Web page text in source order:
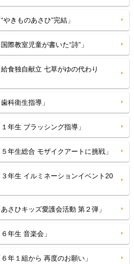
きものあさひ”完結」
際教室児童が書いた“詩”」
食独自献立 七草がゆの代わり
科衛生指導」
年生 ブラッシング指導」
年生総合 モザイクアートに挑戦」
年生 イルミネーションイベント20
さひキッズ愛護会活動 第２弾」
年生 音楽会」
年１組から 再度のお願い」